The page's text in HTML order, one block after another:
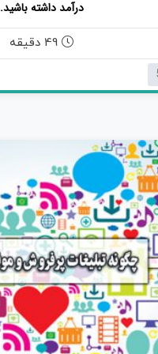
م
ی
ز
ا
ی
درآمد داشته باشید.
49 دقیقه